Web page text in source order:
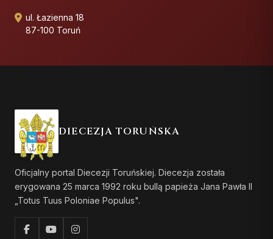
ul. Łazienna 18
87-100 Toruń
DIECEZJA TORUŃSKA
Oficjalny portal Diecezji Toruńskiej. Diecezja została
erygowana 25 marca 1992 roku bullą papieża Jana Pawła II
„Totus Tuus Poloniae Populus".